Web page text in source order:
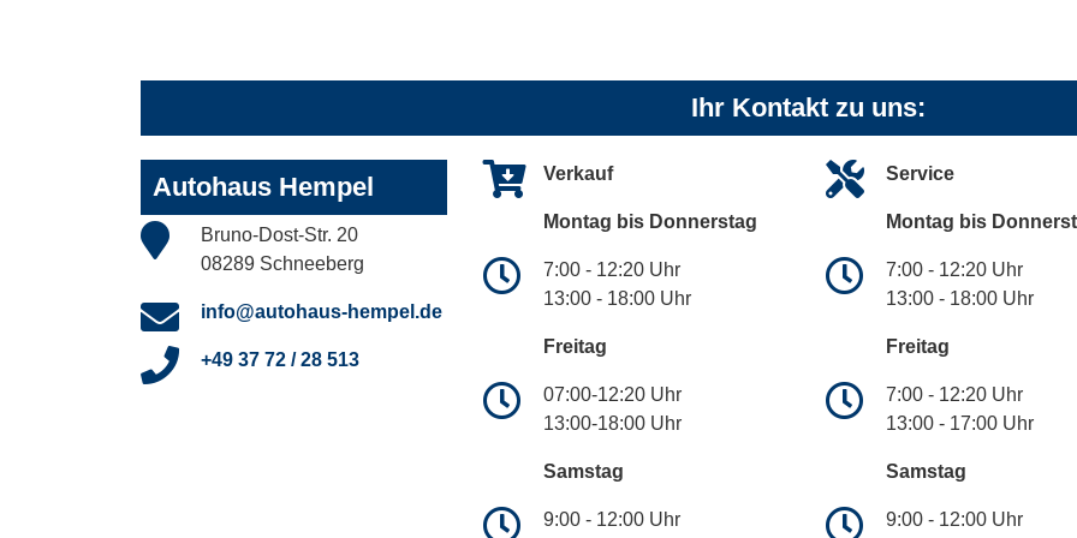
Ihr Kontakt zu uns:
Autohaus Hempel
Bruno-Dost-Str. 20
08289 Schneeberg
info@autohaus-hempel.de
+49 37 72 / 28 513
Verkauf
Montag bis Donnerstag
7:00 - 12:20 Uhr
13:00 - 18:00 Uhr
Freitag
07:00-12:20 Uhr
13:00-18:00 Uhr
Samstag
9:00 - 12:00 Uhr
Service
Montag bis
7:00 - 12:20 Uhr
13:00 - 18:00 Uhr
Freitag
7:00 - 12:20 Uhr
13:00 - 17:00 Uhr
Samstag
9:00 - 12:00 Uhr